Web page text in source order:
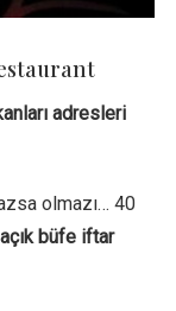
adresleri
olmazı… 40
açık büfe iftar